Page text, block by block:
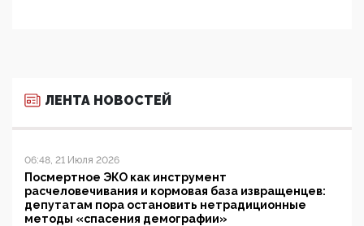
ЛЕНТА НОВОСТЕЙ
06:48, 21 Июля 2026
Посмертное ЭКО как инструмент
расчеловечивания и кормовая база извращенцев:
депутатам пора остановить нетрадиционные
методы «спасения демографии»